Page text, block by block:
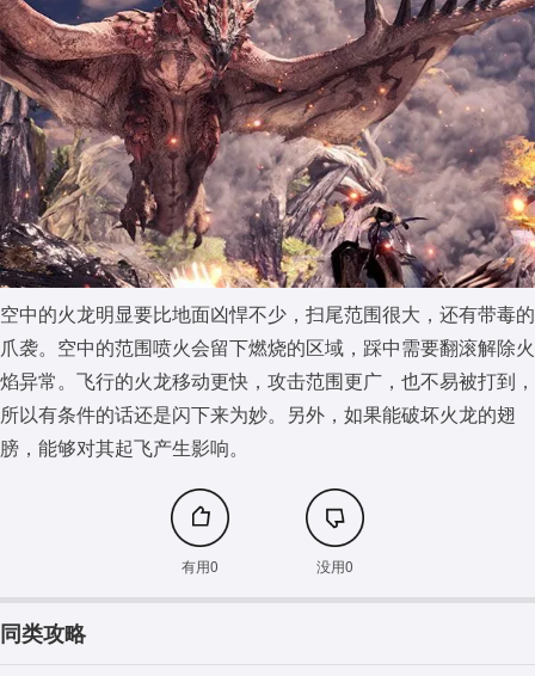
空中的火龙明显要比地面凶悍不少，扫尾范围很大，还有带毒的
爪袭。空中的范围喷火会留下燃烧的区域，踩中需要翻滚解除火
焰异常。飞行的火龙移动更快，攻击范围更广，也不易被打到，
所以有条件的话还是闪下来为妙。另外，如果能破坏火龙的翅
膀，能够对其起飞产生影响。
有用0 没用0
同类攻略